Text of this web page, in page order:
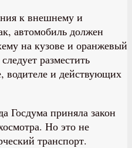
к внешнему и
автомобиль должен
на кузове и оранжевый
разместить
водителе и действующих
Госдума приняла закон
Но это не
транспорт.